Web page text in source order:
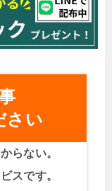
さい
らない。
スです。